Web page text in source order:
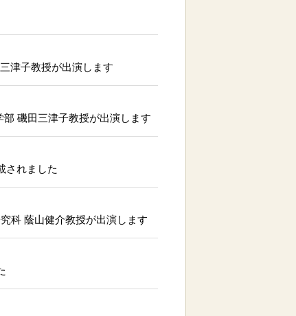
津子教授が出演します
部 磯田三津子教授が出演します
されました
科 蔭山健介教授が出演します